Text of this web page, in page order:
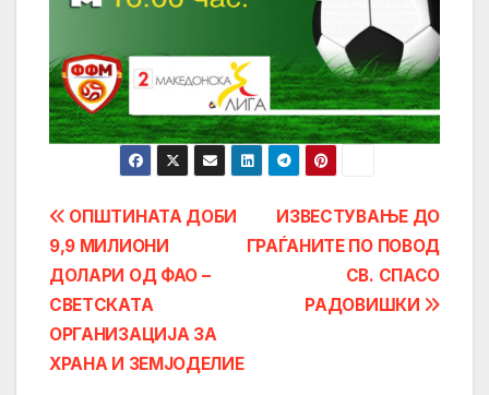
Post
navigation
ИЗВЕСТУВАЊЕ ДО
ГРАЃАНИТЕ ПО ПОВОД
СВ. СПАСО
РАДОВИШКИ
ОПШТИНАТА ДОБИ
9,9 МИЛИОНИ
ДОЛАРИ ОД ФАО –
СВЕТСКАТА
ОРГАНИЗАЦИЈА ЗА
ХРАНА И ЗЕМЈОДЕЛИЕ